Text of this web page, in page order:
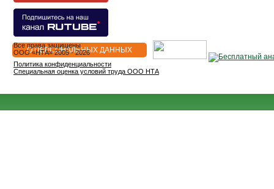
О ПЕРСОНАЛЬНЫХ ДАННЫХ
Все права защищены
OOO «НТА» 2005 - 2026
Политика конфиденциальности
Специальная оценка условий труда ООО НТА